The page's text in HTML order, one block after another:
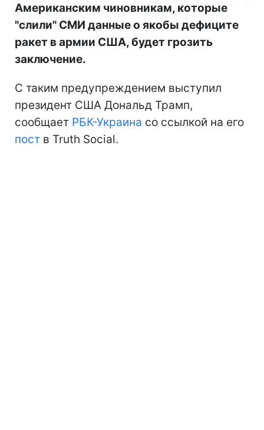
Американским чиновникам, которые
"слили" СМИ данные о якобы дефиците
ракет в армии США, будет грозить
заключение.
С таким предупреждением выступил
президент США Дональд Трамп,
сообщает РБК-Украина со ссылкой на его
пост в Truth Social.